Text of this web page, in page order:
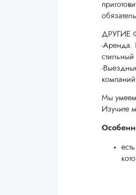
ДРУГИЕ
-Аренда.
-
Мы умеем
Изучите